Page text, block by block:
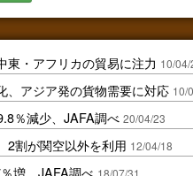
東・アフリカの貿易に注力 10/04/
、アジア発の貨物需要に対応 10/
％減少、JAFA調べ 20/04/23
2割が関空以外を利用 12/04/18
増、JAFA調べ 18/07/31